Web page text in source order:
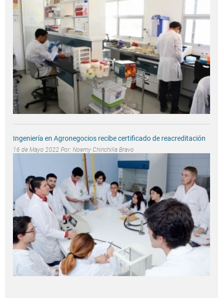
Ingeniería en Agronegocios recibe certificado de reacreditación
16 de Mayo 2022 Por: Noemy Chinchilla Bravo